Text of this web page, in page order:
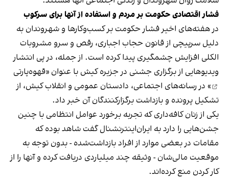
فشار اقتصادی حکومت بر مردم و استفاده از آنها برای سرکوب
در هفته‌های اخیر فشار حکومت بر کسب‌وکارها و شهروندان به
دلیل سرپیچی از قانون حجاب اجباری، رقص و سرو مشروبات
الکلی افزایش چشمگیری پیدا کرده است. از جمله، در پی انتشار
ویدیوهایی از برگزاری جشنی در جزیره کیش با عنوان «قهوه‌پارتی
» در رسانه‌های اجتماعی، دادستان عمومی و انقلاب کیش، از
تشکیل پرونده و بازداشت برگزارکنندگان آن خبر داد.
یکی از زنان کافه‌داری که تجربه برخورد عوامل انتظامی با چنین
جشن‌هایی را دارد به ایران‌اینترنشنال گفت شاهد بوده که
مقامات در بعضی موارد از افراد بازداشت‌‌شده - بدون توجه به
موقعیت مالی‌شان - وثیقه چند میلیاردی دریافت کرده و آنها را از
کار کردن منع کرده‌اند.